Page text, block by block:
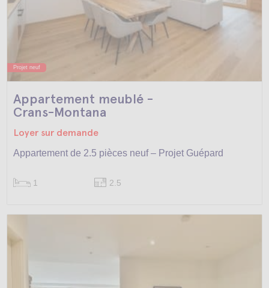
Projet neuf
Appartement meublé -
Crans-Montana
Loyer sur demande
Appartement de 2.5 pièces neuf – Projet Guépard
1 2.5